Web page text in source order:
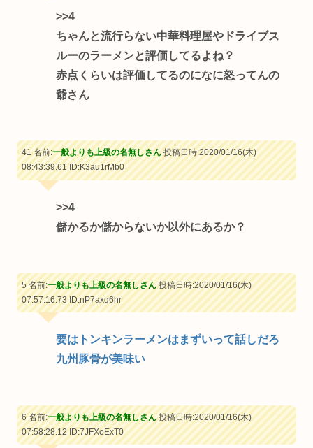
>>4
ちゃんと流行らない中華料理屋やドライブス
ルーのラーメンと評価してるよね？
赤点くらいは評価してるのになに怒ってんの
爺さん
41 名前:一般よりも上級の名無しさん投稿日時:2020/01/16(木)
08:43:39.61ID:K3au1rMb0
>>4
儲かるか儲からないか以外にあるか？
5 名前:一般よりも上級の名無しさん投稿日時:2020/01/16(木)
07:57:16.73ID:nP7axq6hr
要はトンキンラーメンはまずいって話しだろ
九州豚骨が美味い
6 名前:一般よりも上級の名無しさん投稿日時:2020/01/16(木)
07:58:28.12ID:7JFXoExT0